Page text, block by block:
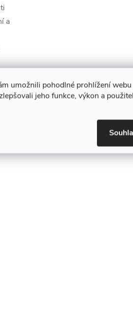
umožnili pohodlné prohlížení
jeho funkce, výkon a
a